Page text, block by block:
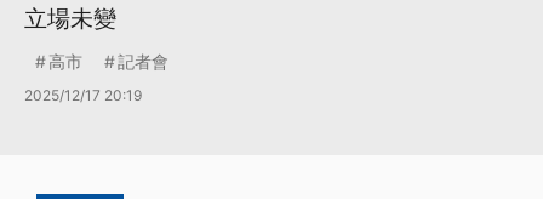
立場未變
高市 記者會
2025/12/17 20:19